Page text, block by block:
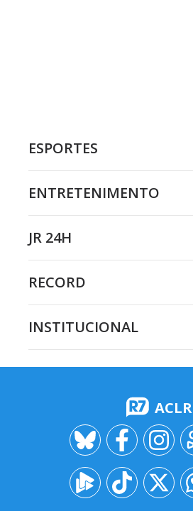
ESPORTES
ENTRETENIMENTO
JR 24H
RECORD
INSTITUCIONAL
ACLR